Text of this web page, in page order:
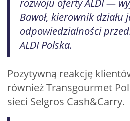
rozwoju oferty ALDI —
Bawoł, kierownik działu
odpowiedzialności
ALDI Polska.
Pozytywną reakcję
również Transgourmet
sieci Selgros Cash&Carry.